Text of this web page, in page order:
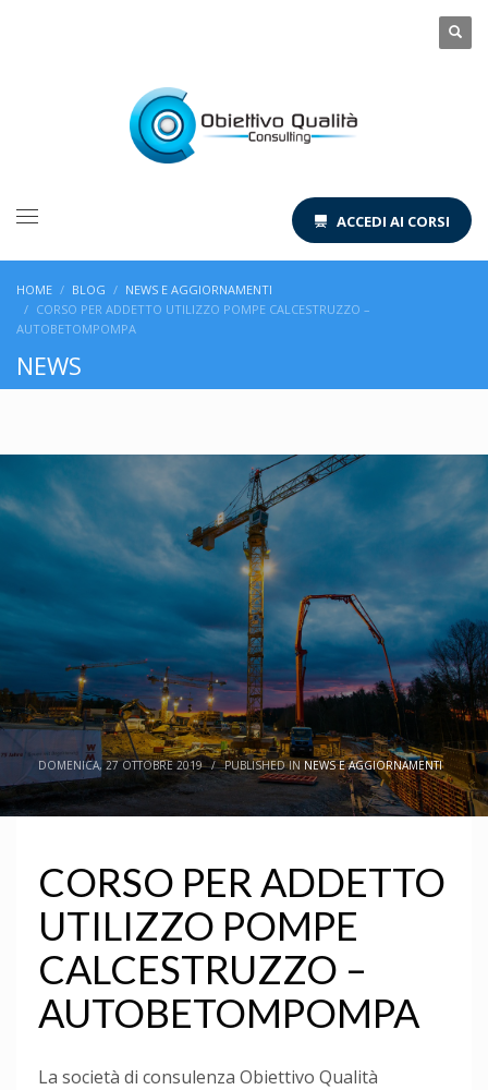
ACCEDI AI CORSI
HOME BLOG
NEWS E AGGIORNAMENTI
CORSO PER ADDETTO UTILIZZO POMPE CALCESTRUZZO –
AUTOBETOMPOMPA
NEWS
DOMENICA, 27 OTTOBRE 2019 / PUBLISHED IN NEWS E AGGIORNAMENTI
CORSO PER ADDETTO
UTILIZZO POMPE
CALCESTRUZZO –
AUTOBETOMPOMPA
La società di consulenza Obiettivo Qualità